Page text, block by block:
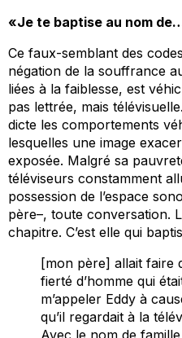
«Je te baptise au nom
Ce faux-semblant des
négation de la souffrance
liées à la faiblesse, est
pas lettrée, mais
dicte les comportements
lesquelles une image
exposée. Malgré sa
téléviseurs constamment
possession de l’espace
père–, toute conversation.
chapitre. C’est elle qui
[mon père] allait faire
fierté d’homme qui
m’appeler Eddy à
qu’il regardait à la
Avec le nom de